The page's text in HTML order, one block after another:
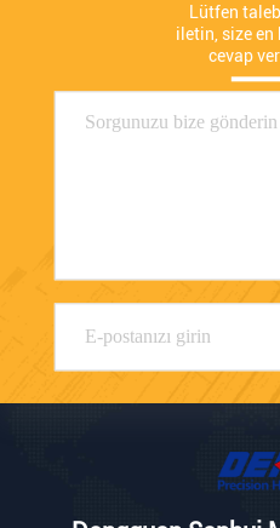
Lütfen
iletin, size en
cevap